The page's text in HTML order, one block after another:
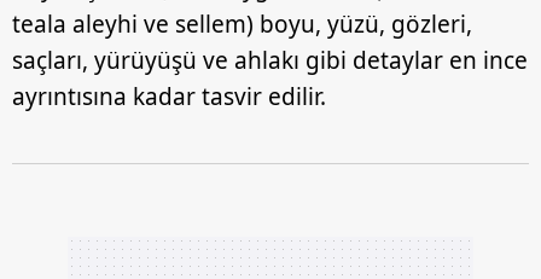
teala aleyhi ve sellem) boyu, yüzü, gözleri,
saçları, yürüyüşü ve ahlakı gibi detaylar en ince
ayrıntısına kadar tasvir edilir.